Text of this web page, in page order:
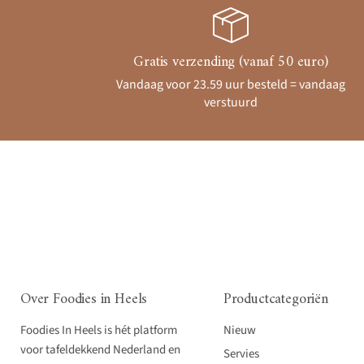
Gratis verzending (vanaf 50 euro)
Vandaag voor 23.59 uur besteld = vandaag
verstuurd
Over Foodies in Heels
Foodies In Heels is hét platform
voor tafeldekkend Nederland en
Productcategoriën
Nieuw
Servies